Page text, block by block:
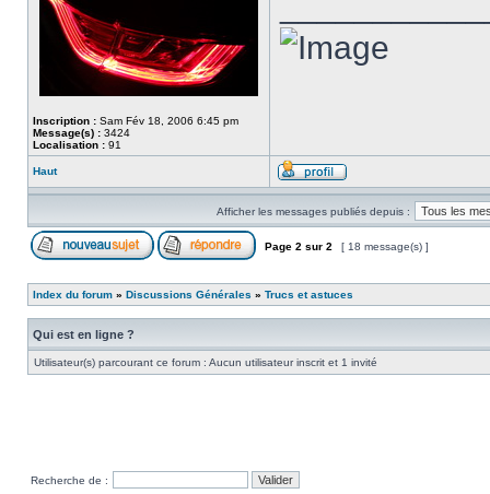
Inscription : Sam Fév 18, 2006 6:45 pm
Message(s) : 3424
Localisation : 91
Haut
Afficher les messages publiés depuis :
Page 2 sur 2 [ 18 message(s) ]
Index du forum » Discussions Générales » Trucs et astuces
Qui est en ligne ?
Utilisateur(s) parcourant ce forum : Aucun utilisateur inscrit et 1 invité
Recherche de :